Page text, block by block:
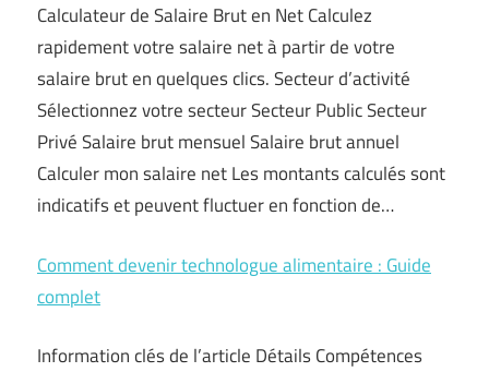
Calculateur de Salaire Brut en Net Calculez
rapidement votre salaire net à partir de votre
salaire brut en quelques clics. Secteur d’activité
Sélectionnez votre secteur Secteur Public Secteur
Privé Salaire brut mensuel Salaire brut annuel
Calculer mon salaire net Les montants calculés sont
indicatifs et peuvent fluctuer en fonction de…
Comment devenir technologue alimentaire : Guide
complet
Information clés de l’article Détails Compétences